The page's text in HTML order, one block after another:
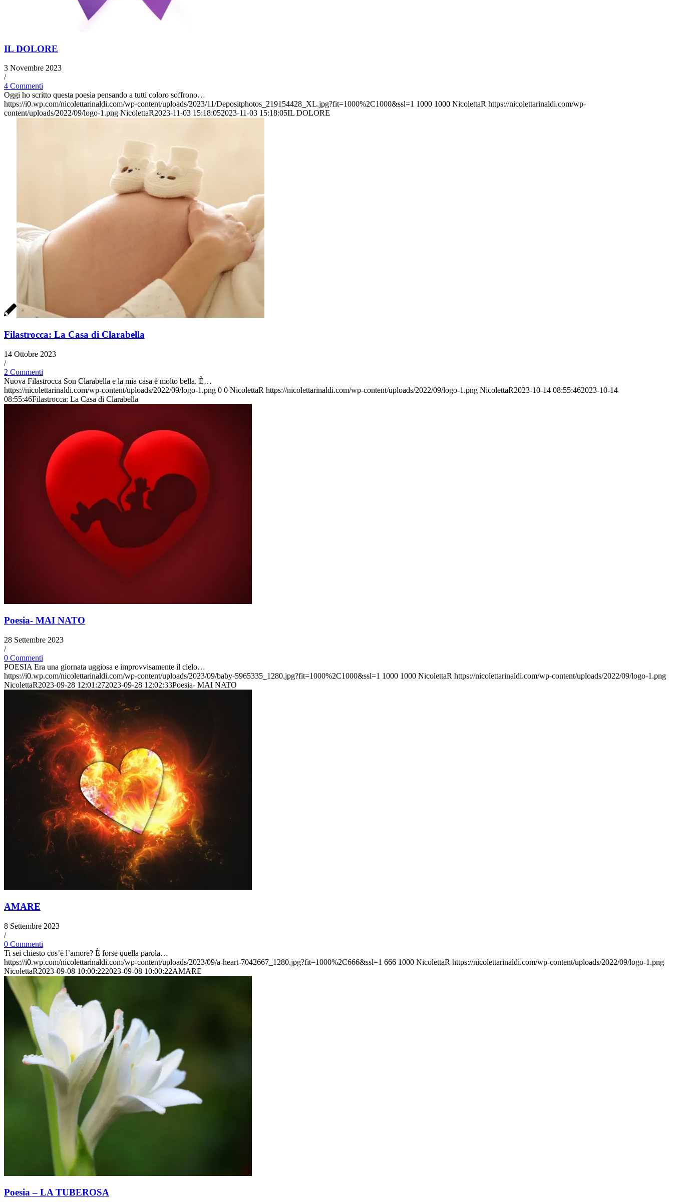
IL DOLORE
3 Novembre 2023
/
4 Commenti
Oggi ho scritto questa poesia pensando a tutti coloro soffrono…
https://i0.wp.com/nicolettarinaldi.com/wp-content/uploads/2023/11/Depositphotos_219154428_XL.jpg?fit=1000%2C1000&ssl=1 1000 1000 NicolettaR https://nicolettarinaldi.com/wp-
content/uploads/2022/09/logo-1.png NicolettaR2023-11-03 15:18:052023-11-03 15:18:05IL DOLORE
Filastrocca: La Casa di Clarabella
14 Ottobre 2023
/
2 Commenti
Nuova Filastrocca Son Clarabella e la mia casa è molto bella. È…
https://nicolettarinaldi.com/wp-content/uploads/2022/09/logo-1.png 0 0 NicolettaR https://nicolettarinaldi.com/wp-content/uploads/2022/09/logo-1.png NicolettaR2023-10-14 08:55:462023-10-14
08:55:46Filastrocca: La Casa di Clarabella
Poesia- MAI NATO
28 Settembre 2023
/
0 Commenti
POESIA Era una giornata uggiosa e improvvisamente il cielo…
https://i0.wp.com/nicolettarinaldi.com/wp-content/uploads/2023/09/baby-5965335_1280.jpg?fit=1000%2C1000&ssl=1 1000 1000 NicolettaR https://nicolettarinaldi.com/wp-content/uploads/2022/09/logo-1.png
NicolettaR2023-09-28 12:01:272023-09-28 12:02:33Poesia- MAI NATO
AMARE
8 Settembre 2023
/
0 Commenti
Ti sei chiesto cos’è l’amore? È forse quella parola…
https://i0.wp.com/nicolettarinaldi.com/wp-content/uploads/2023/09/a-heart-7042667_1280.jpg?fit=1000%2C666&ssl=1 666 1000 NicolettaR https://nicolettarinaldi.com/wp-content/uploads/2022/09/logo-1.png
NicolettaR2023-09-08 10:00:222023-09-08 10:00:22AMARE
Poesia – LA TUBEROSA